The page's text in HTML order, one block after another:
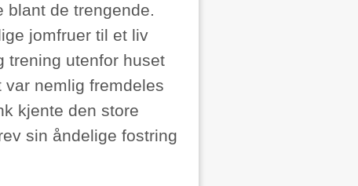
de trengende.
jomfruer til et liv
trening utenfor huset
nemlig fremdeles
kjente den store
sin åndelige fostring